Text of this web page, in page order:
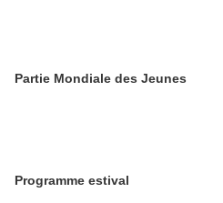
Partie Mondiale des Jeunes
Programme estival